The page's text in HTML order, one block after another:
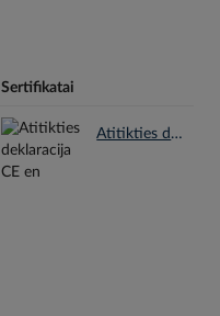
Sertifikatai
Atitikties deklaracija CE en.pdf